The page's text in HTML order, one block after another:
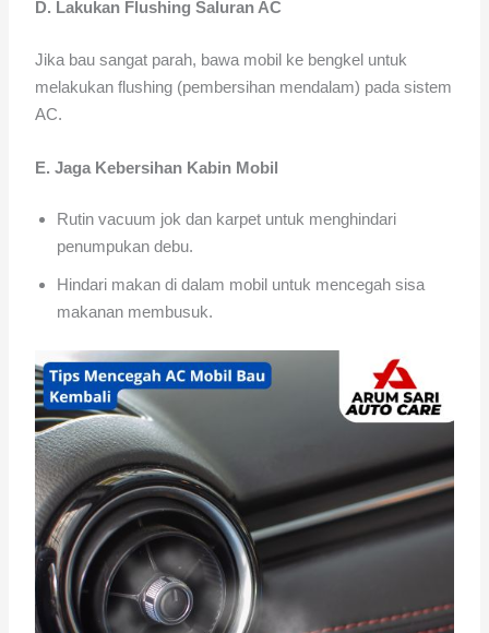
D. Lakukan Flushing Saluran AC
Jika bau sangat parah, bawa mobil ke bengkel untuk
melakukan flushing (pembersihan mendalam) pada sistem
AC.
E. Jaga Kebersihan Kabin Mobil
Rutin vacuum jok dan karpet untuk menghindari
penumpukan debu.
Hindari makan di dalam mobil untuk mencegah sisa
makanan membusuk.